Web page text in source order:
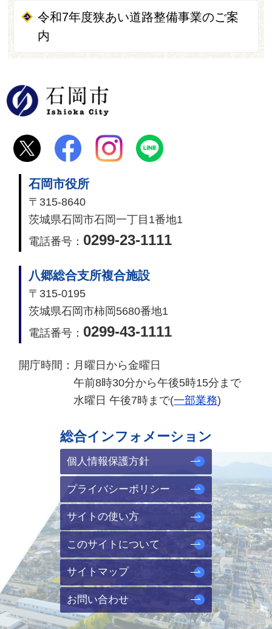
令和7年度狭あい道路整備事業のご案
内
石岡市役所
〒315-8640
茨城県石岡市石岡一丁目1番地1
電話番号： 0299-23-1111
八郷総合支所複合施設
〒315-0195
茨城県石岡市柿岡5680番地1
電話番号： 0299-43-1111
開庁時間： 月曜日から金曜日
午前8時30分から午後5時15分まで
水曜日 午後7時まで(一部業務)
総合インフォメーション
個人情報保護方針
プライバシーポリシー
サイトの使い方
このサイトについて
サイトマップ
お問い合わせ